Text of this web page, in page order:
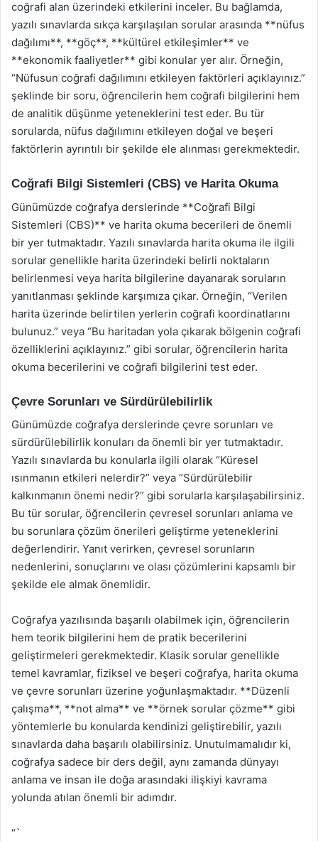
coğrafi alan üzerindeki etkilerini inceler. Bu bağlamda,
yazılı sınavlarda sıkça karşılaşılan sorular arasında **nüfus
dağılımı**, **göç**, **kültürel etkileşimler** ve
**ekonomik faaliyetler** gibi konular yer alır. Örneğin,
“Nüfusun coğrafi dağılımını etkileyen faktörleri açıklayınız.”
şeklinde bir soru, öğrencilerin hem coğrafi bilgilerini hem
de analitik düşünme yeteneklerini test eder. Bu tür
sorularda, nüfus dağılımını etkileyen doğal ve beşeri
faktörlerin ayrıntılı bir şekilde ele alınması gerekmektedir.
Coğrafi Bilgi Sistemleri (CBS) ve Harita Okuma
Günümüzde coğrafya derslerinde **Coğrafi Bilgi
Sistemleri (CBS)** ve harita okuma becerileri de önemli
bir yer tutmaktadır. Yazılı sınavlarda harita okuma ile ilgili
sorular genellikle harita üzerindeki belirli noktaların
belirlenmesi veya harita bilgilerine dayanarak soruların
yanıtlanması şeklinde karşımıza çıkar. Örneğin, “Verilen
harita üzerinde belirtilen yerlerin coğrafi koordinatlarını
bulunuz.” veya “Bu haritadan yola çıkarak bölgenin coğrafi
özelliklerini açıklayınız.” gibi sorular, öğrencilerin harita
okuma becerilerini ve coğrafi bilgilerini test eder.
Çevre Sorunları ve Sürdürülebilirlik
Günümüzde coğrafya derslerinde çevre sorunları ve
sürdürülebilirlik konuları da önemli bir yer tutmaktadır.
Yazılı sınavlarda bu konularla ilgili olarak “Küresel
ısınmanın etkileri nelerdir?” veya “Sürdürülebilir
kalkınmanın önemi nedir?” gibi sorularla karşılaşabilirsiniz.
Bu tür sorular, öğrencilerin çevresel sorunları anlama ve
bu sorunlara çözüm önerileri geliştirme yeteneklerini
değerlendirir. Yanıt verirken, çevresel sorunların
nedenlerini, sonuçlarını ve olası çözümlerini kapsamlı bir
şekilde ele almak önemlidir.
Coğrafya yazılısında başarılı olabilmek için, öğrencilerin
hem teorik bilgilerini hem de pratik becerilerini
geliştirmeleri gerekmektedir. Klasik sorular genellikle
temel kavramlar, fiziksel ve beşeri coğrafya, harita okuma
ve çevre sorunları üzerine yoğunlaşmaktadır. **Düzenli
çalışma**, **not alma** ve **örnek sorular çözme** gibi
yöntemlerle bu konularda kendinizi geliştirebilir, yazılı
sınavlarda daha başarılı olabilirsiniz. Unutulmamalıdır ki,
coğrafya sadece bir ders değil, aynı zamanda dünyayı
anlama ve insan ile doğa arasındaki ilişkiyi kavrama
yolunda atılan önemli bir adımdır.
“`